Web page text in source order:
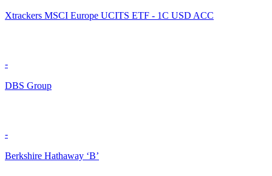
Xtrackers MSCI Europe UCITS ETF - 1C USD ACC
-
DBS Group
-
Berkshire Hathaway ‘B’